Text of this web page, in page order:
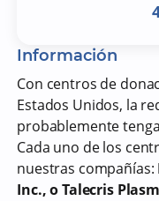
Información
Con centros de
Estados Unidos, la
probablemente
Cada uno de los
nuestras compañías:
Inc., o Talecris